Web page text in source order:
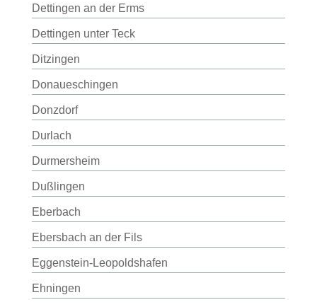
Dettingen an der Erms
Dettingen unter Teck
Ditzingen
Donaueschingen
Donzdorf
Durlach
Durmersheim
Dußlingen
Eberbach
Ebersbach an der Fils
Eggenstein-Leopoldshafen
Ehningen